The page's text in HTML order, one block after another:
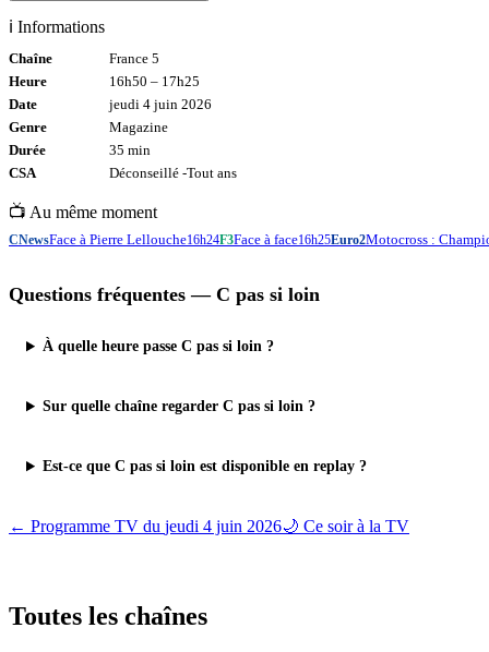
ℹ️ Informations
Chaîne
France 5
Heure
16h50 – 17h25
Date
jeudi 4 juin 2026
Genre
Magazine
Durée
35 min
CSA
Déconseillé -Tout ans
📺 Au même moment
CNewsFace à Pierre Lellouche16h24F3Face à face16h25Euro2Motocross :
Questions fréquentes — C pas si loin
À quelle heure passe C pas si loin ?
Sur quelle chaîne regarder C pas si loin ?
Est-ce que C pas si loin est disponible en replay ?
← Programme TV du jeudi 4 juin 2026🌙 Ce soir à la TV
Toutes les chaînes